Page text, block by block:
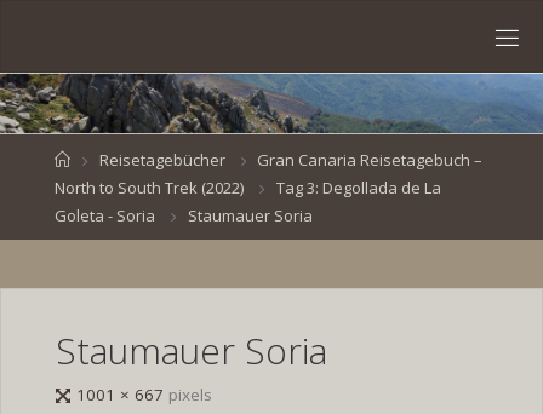
content
VEN
BR
DE
HomeReisetagebücher
Gran Canaria Reisetagebuch –
North to South Trek (2022)
Tag 3: Degollada de La
Goleta - Soria
Staumauer Soria
Staumauer Soria
Full1001 × 667 pixels